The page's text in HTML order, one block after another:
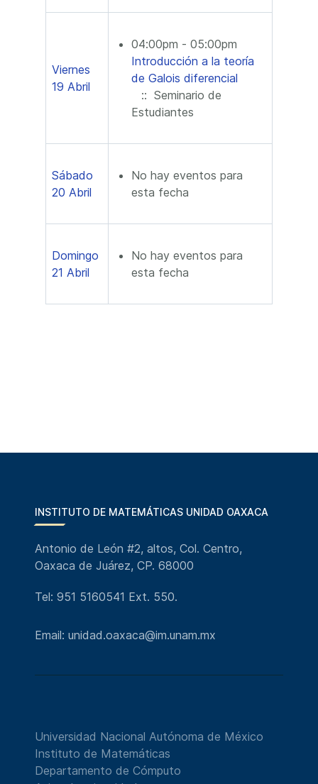
Viernes
19 Abril
04:00pm - 05:00pm
Introducción a la teoría
de Galois diferencial
:: Seminario de
Estudiantes
Sábado
20 Abril
No hay eventos para
esta fecha
Domingo
21 Abril
No hay eventos para
esta fecha
INSTITUTO DE MATEMÁTICAS UNIDAD OAXACA
Antonio de León #2, altos, Col. Centro,
Oaxaca de Juárez, CP. 68000
Tel: 951 5160541 Ext. 550.
Email: unidad.oaxaca@im.unam.mx
Universidad Nacional Autónoma de México
Instituto de Matemáticas
Departamento de Cómputo